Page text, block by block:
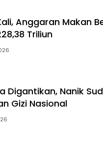
Anggaran Makan
Triliun
Digantikan, Nanik
Gizi Nasional